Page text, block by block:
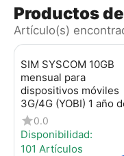
Productos
Artículo(s)
SIM SYSCOM 10GB
mensual para
dispositivos móviles
3G/4G (YOBI) 1 año
servicio (solo datos)
SIM10GBYOBI
0.0
Disponibilidad:
101 Artículos